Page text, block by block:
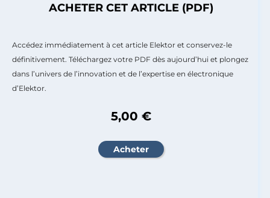
ACHETER CET ARTICLE (PDF)
Accédez immédiatement à cet article Elektor et conservez-le
définitivement. Téléchargez votre PDF dès aujourd’hui et plongez
dans l’univers de l’innovation et de l’expertise en électronique
d’Elektor.
5,00 €